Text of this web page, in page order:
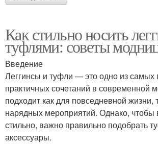
Как стильно носить
туфлями: советы
Введение
Леггинсы и туфли — это одно из самых
практичных сочетаний в современной
подходит как для повседневной жизни,
нарядных мероприятий. Однако, чтобы
стильно, важно правильно подобрать
аксессуары.